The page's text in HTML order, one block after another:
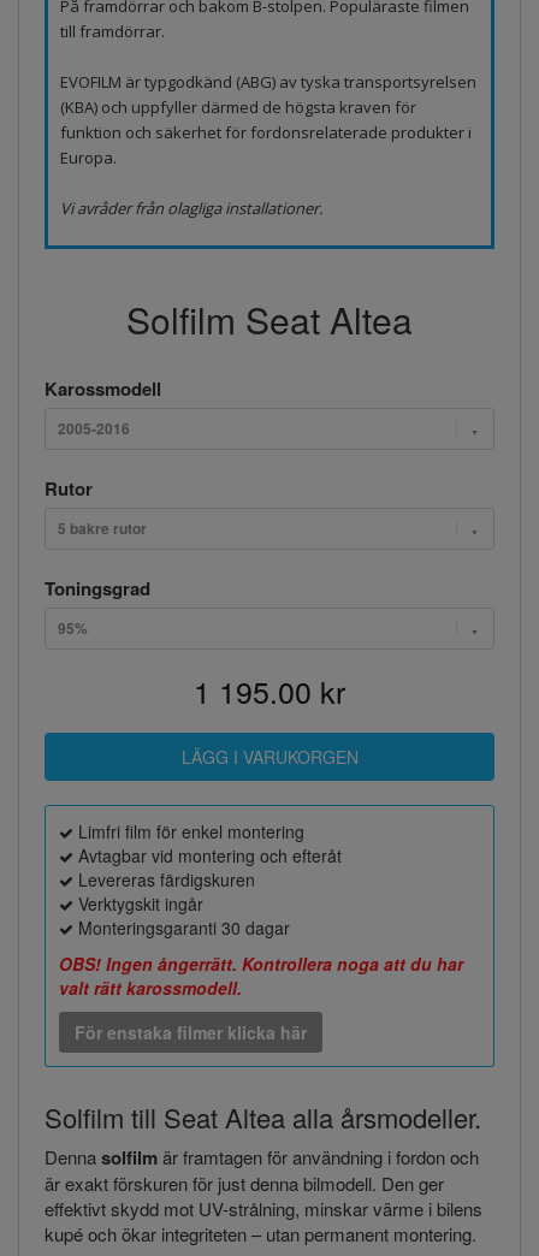
På framdörrar och bakom B-stolpen. Populäraste filmen
till framdörrar.
EVOFILM är typgodkänd (ABG) av tyska transportsyrelsen
(KBA) och uppfyller därmed de högsta kraven för
funktion och säkerhet för fordonsrelaterade produkter i
Europa.
Vi avråder från olagliga installationer.
Solfilm Seat Altea
Karossmodell
2005-2016
Rutor
5 bakre rutor
Toningsgrad
95%
1 195.00 kr
Limfri film för enkel montering
Avtagbar vid montering och efteråt
Levereras färdigskuren
Verktygskit ingår
Monteringsgaranti 30 dagar
OBS! Ingen ångerrätt. Kontrollera noga att du har
valt rätt karossmodell.
För enstaka filmer klicka här
Solfilm till Seat Altea alla årsmodeller.
Dennasolfilmär framtagen för användning i fordon och
är exakt förskuren för just denna bilmodell. Den ger
effektivt skydd mot UV-strålning, minskar värme i bilens
kupé och ökar integriteten – utan permanent montering.